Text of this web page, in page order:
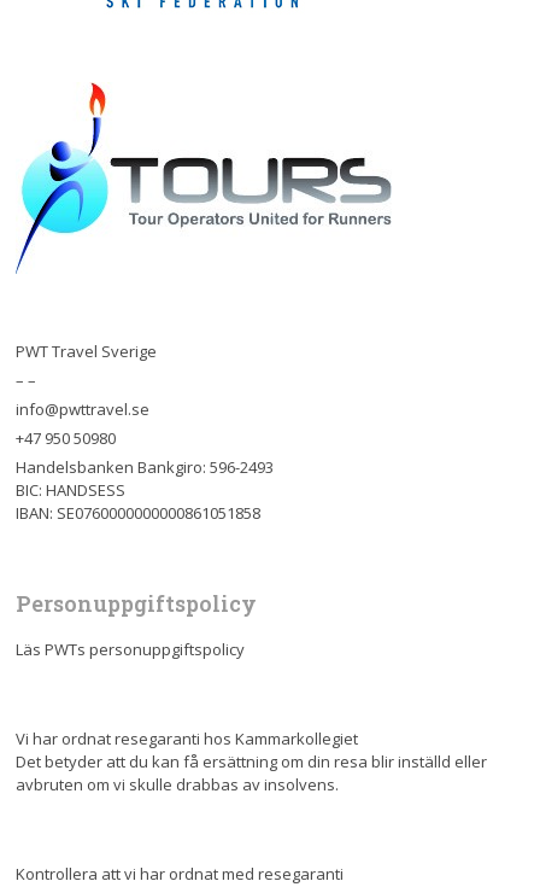
PWT Travel Sverige
– –
info@pwttravel.se
+47 950 50980
Handelsbanken Bankgiro: 596-2493
BIC: HANDSESS
IBAN: SE0760000000000861051858
Personuppgiftspolicy
Läs PWTs personuppgiftspolicy
Vi har ordnat resegaranti hos Kammarkollegiet
Det betyder att du kan få ersättning om din resa blir inställd eller
avbruten om vi skulle drabbas av insolvens.
Kontrollera att vi har ordnat med resegaranti